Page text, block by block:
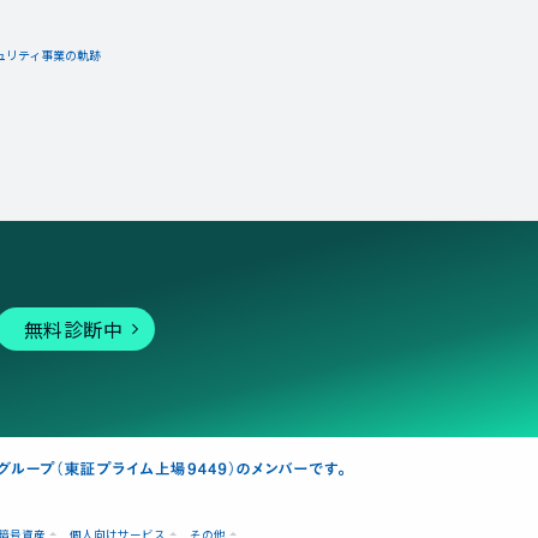
リティ事業の軌跡
無料診断中
号資産 個人向けサービス その他